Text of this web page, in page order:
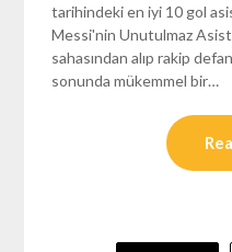
tarihindeki en iyi 10 gol
Messi'nin Unutulmaz
sahasından alıp rakip
sonunda mükemmel bir…